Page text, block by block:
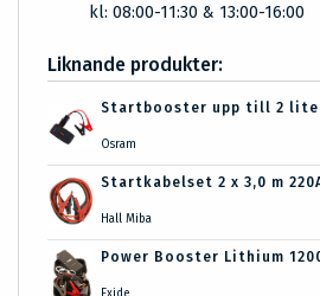
kl: 08:00-11:30 & 13:00-16:00
Liknande produkter:
Startbooster upp till 2
Osram
Startkabelset 2 x 3,0 m
Hall Miba
Power Booster Lithium